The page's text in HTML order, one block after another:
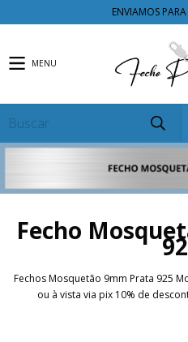
ENVIAMOS
MENU
Fecho
Fechos Mosquetão 9mm Prata 925
ou à vista via pix 10% de